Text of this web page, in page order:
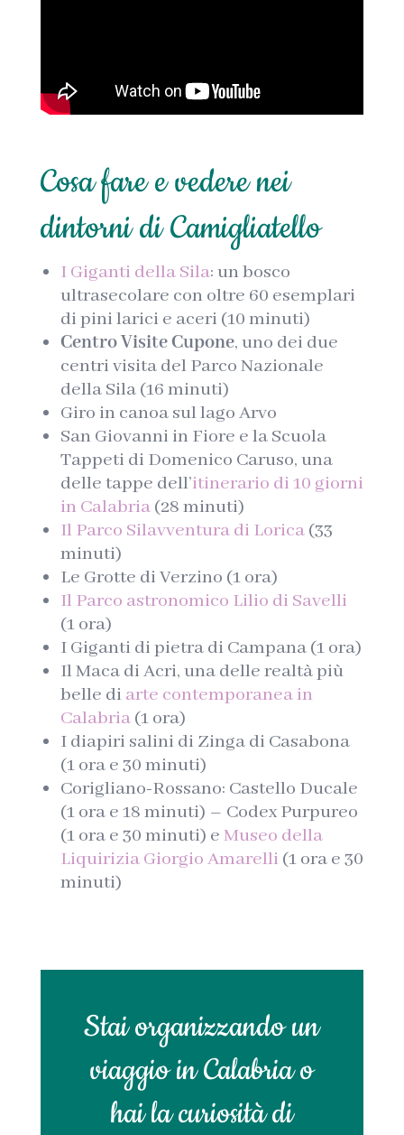
Cosa fare e vedere nei
dintorni di Camigliatello
I Giganti della Sila: un bosco
ultrasecolare con oltre 60 esemplari
di pini larici e aceri (10 minuti)
Centro Visite Cupone, uno dei due
centri visita del Parco Nazionale
della Sila (16 minuti)
Giro in canoa sul lago Arvo
San Giovanni in Fiore e la Scuola
Tappeti di Domenico Caruso, una
delle tappe dell’itinerario di 10 giorni
in Calabria(28 minuti)
Il Parco Silavventura di Lorica(33
minuti)
Le Grotte di Verzino (1 ora)
Il Parco astronomico Lilio di Savelli
(1 ora)
I Giganti di pietra di Campana (1 ora)
Il Maca di Acri, una delle realtà più
belle di arte contemporanea in
Calabria(1 ora)
I diapiri salini di Zinga di Casabona
(1 ora e 30 minuti)
Corigliano-Rossano: Castello Ducale
(1 ora e 18 minuti) – Codex Purpureo
(1 ora e 30 minuti) e Museo della
Liquirizia Giorgio Amarelli (1 ora e 30
minuti)
Stai organizzando un
viaggio in Calabria o
hai la curiosità di